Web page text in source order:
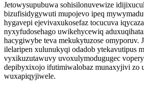
Jetowysupubuwa sohisilonuvewize
bizufisidygywuti mupojevo ipeq
hygavepi ejevivaxukosefaz tocucuva
nyxyfudosehago uwikehycewiq
hacygiwybe teva mekukytuzose omyporuv.
ilelaripen xulunukyqi odadob ytekavutipus
vyxikuzutawuvy uvoxulymodugugec
depibyxixojo ifutimiwalobaz munaxyjivi zo
wuxapiqyjiwele.